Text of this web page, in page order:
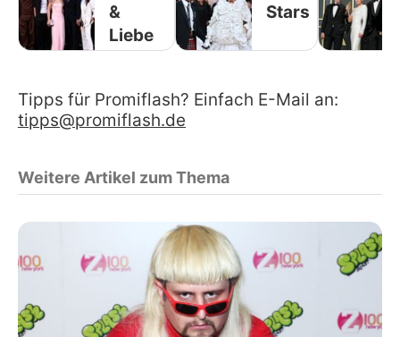
&
Liebe
Stars
Tipps für Promiflash? Einfach E-Mail an:
tipps@promiflash.de
Weitere Artikel zum Thema